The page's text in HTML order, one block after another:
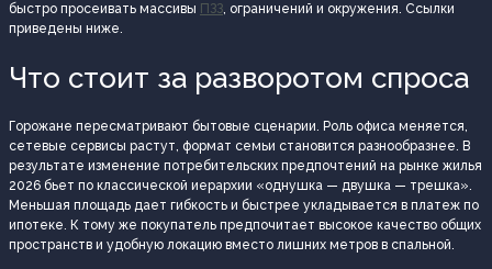
быстро просеивать массивы ПЗЗ, ограничений и окружения. Ссылки
приведены ниже.
Что стоит за разворотом спроса
Горожане пересматривают бытовые сценарии. Роль офиса меняется,
сетевые сервисы растут, формат семьи становится разнообразнее. В
результате изменение потребительских предпочтений на рынке жилья
2026 бьет по классической иерархии «однушка — двушка — трешка».
Меньшая площадь дает гибкость и быстрее укладывается в платеж по
ипотеке. К тому же покупатель предпочитает высокое качество общих
пространств и удобную локацию вместо лишних метров в спальной.